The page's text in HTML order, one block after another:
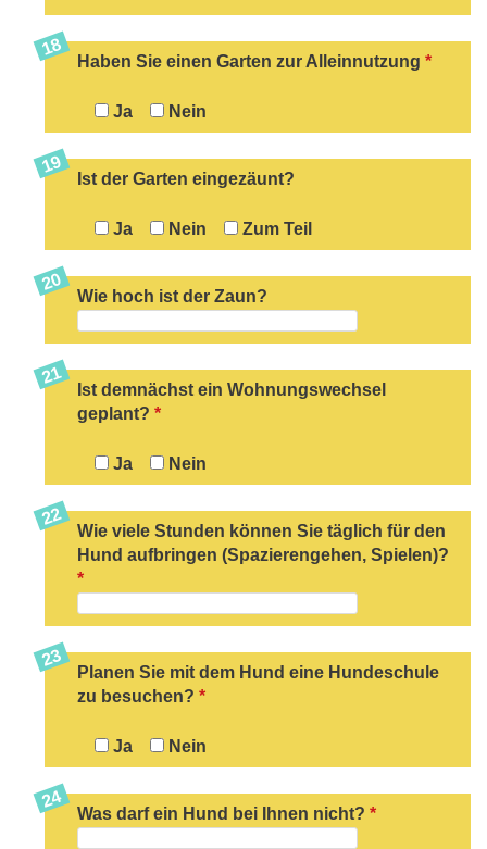
Haben Sie einen Garten zur Alleinnutzung *
Ja Nein
Ist der Garten eingezäunt?
Ja Nein Zum Teil
Wie hoch ist der Zaun?
Ist demnächst ein Wohnungswechsel
geplant? *
Ja Nein
Wie viele Stunden können Sie täglich für den
Hund aufbringen (Spazierengehen, Spielen)?
*
Planen Sie mit dem Hund eine Hundeschule
zu besuchen? *
Ja Nein
Was darf ein Hund bei Ihnen nicht? *